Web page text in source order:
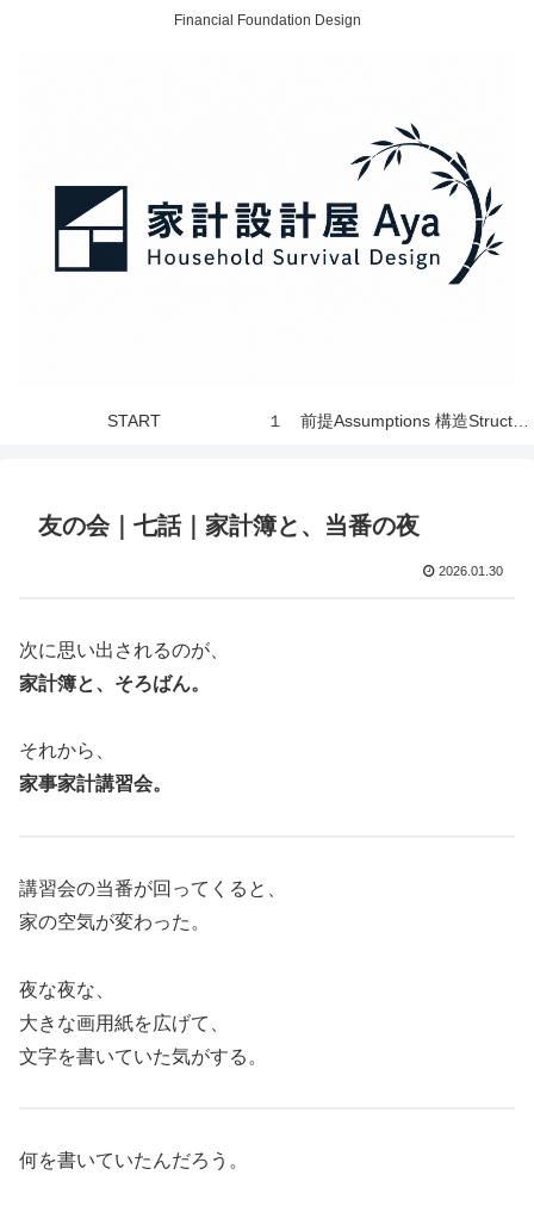
Financial Foundation Design
START
友の会｜七話｜家計簿と、当番の夜
2026.01.30
次に思い出されるのが、
家計簿と、そろばん。
それから、
家事家計講習会。
講習会の当番が回ってくると、
家の空気が変わった。
夜な夜な、
大きな画用紙を広げて、
文字を書いていた気がする。
何を書いていたんだろう。